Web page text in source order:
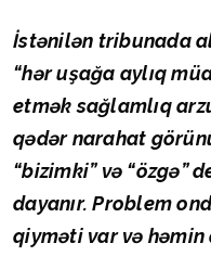
İstənilən tribunada
“hər uşağa aylıq
etmək sağlamlıq
qədər narahat
“bizimki” və “özgə”
dayanır. Problem
qiyməti var və